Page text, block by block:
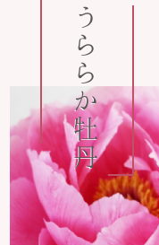
うららか牡丹